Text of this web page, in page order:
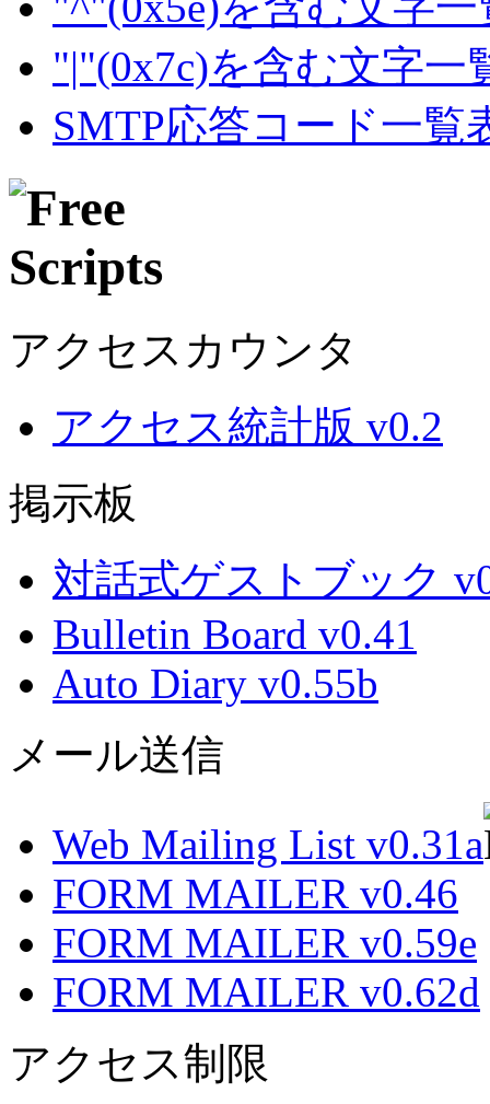
"|"(0x7c)を含む文字一
SMTP応答コード一覧
アクセスカウンタ
アクセス統計版 v0.2
掲示板
対話式ゲストブック
Bulletin Board v0.41
Auto Diary v0.55b
メール送信
Web Mailing List v0.31a
FORM MAILER v0.46
FORM MAILER v0.59e
FORM MAILER v0.62d
アクセス制限